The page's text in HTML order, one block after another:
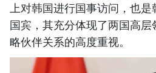
上对韩国进行国事访问，也
国宾，其充分体现了两国高
略伙伴关系的高度重视。